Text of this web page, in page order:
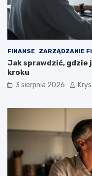
FINANSE ZARZĄDZANIE
Jak sprawdzić, gdzie
kroku
3 sierpnia 2026